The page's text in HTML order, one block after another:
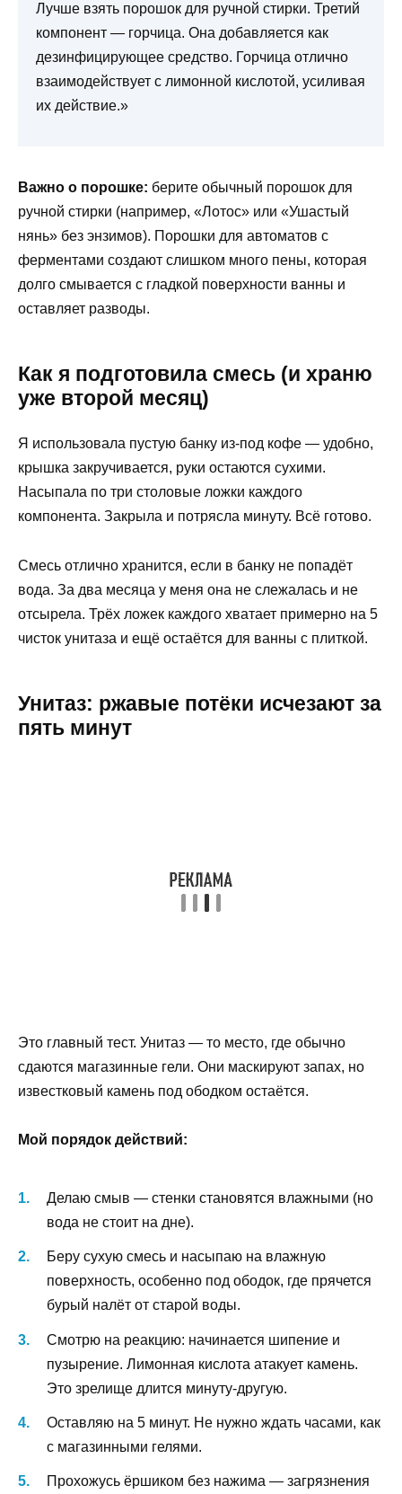
Лучше взять порошок для ручной стирки. Третий
компонент — горчица. Она добавляется как
дезинфицирующее средство. Горчица отлично
взаимодействует с лимонной кислотой, усиливая
их действие.»
Важно о порошке: берите обычный порошок для
ручной стирки (например, «Лотос» или «Ушастый
нянь» без энзимов). Порошки для автоматов с
ферментами создают слишком много пены, которая
долго смывается с гладкой поверхности ванны и
оставляет разводы.
Как я подготовила смесь (и храню
уже второй месяц)
Я использовала пустую банку из-под кофе — удобно,
крышка закручивается, руки остаются сухими.
Насыпала по три столовые ложки каждого
компонента. Закрыла и потрясла минуту. Всё готово.
Смесь отлично хранится, если в банку не попадёт
вода. За два месяца у меня она не слежалась и не
отсырела. Трёх ложек каждого хватает примерно на 5
чисток унитаза и ещё остаётся для ванны с плиткой.
Унитаз: ржавые потёки исчезают за
пять минут
Это главный тест. Унитаз — то место, где обычно
сдаются магазинные гели. Они маскируют запах, но
известковый камень под ободком остаётся.
Мой порядок действий:
Делаю смыв — стенки становятся влажными (но
вода не стоит на дне).
Беру сухую смесь и насыпаю на влажную
поверхность, особенно под ободок, где прячется
бурый налёт от старой воды.
Смотрю на реакцию: начинается шипение и
пузырение. Лимонная кислота атакует камень.
Это зрелище длится минуту-другую.
Оставляю на 5 минут. Не нужно ждать часами, как
с магазинными гелями.
Прохожусь ёршиком без нажима — загрязнения